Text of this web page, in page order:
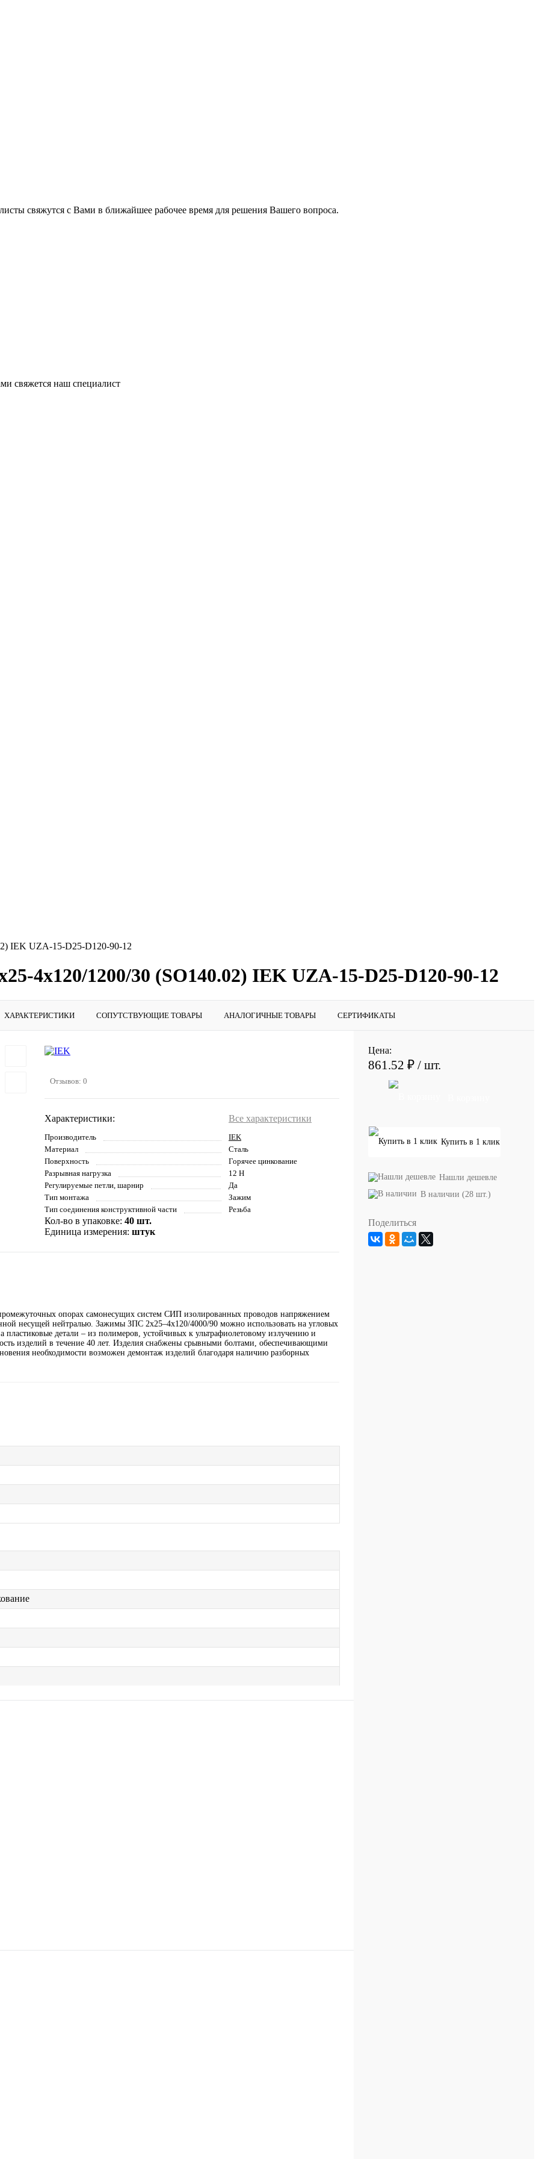
свяжутся с Вами в ближайшее рабочее время для решения Вашего вопроса.
свяжется наш специалист
IEK UZA-15-D25-D120-90-12
4х120/1200/30 (SO140.02) IEK UZA-15-D25-D120-90-12
ХАРАКТЕРИСТИКИ СОПУТСТВУЮЩИЕ ТОВАРЫ АНАЛОГИЧНЫЕ ТОВАРЫ СЕРТИФИКАТЫ
Отзывов: 0
Характеристики: Все характеристики
Производитель
IEK
Материал
Сталь
Поверхность
Горячее цинкование
Разрывная нагрузка
12 Н
Регулируемые петли, шарнир
Да
Тип монтажа
Зажим
Тип соединения конструктивной части
Резьба
Кол-во в упаковке: 40 шт.
Единица измерения: штук
опорах самонесущих систем СИП изолированных проводов напряжением
несущей нейтралью. Зажимы ЗПС 2х25–4х120/4000/90 можно использовать на угловых
детали – из полимеров, устойчивых к ультрафиолетовому излучению и
изделий в течение 40 лет. Изделия снабжены срывными болтами, обеспечивающими
необходимости возможен демонтаж изделий благодаря наличию разборных
Цена:
861.52 ₽ / шт.
Купить в 1 клик
Нашли дешевле
В наличии (28 шт.)
Поделиться